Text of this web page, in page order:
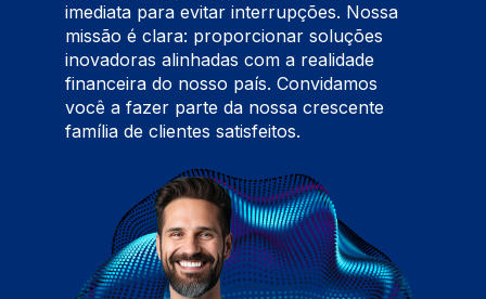
imediata para evitar interrupções. Nossa
missão é clara: proporcionar soluções
inovadoras alinhadas com a realidade
financeira do nosso país. Convidamos
você a fazer parte da nossa crescente
família de clientes satisfeitos.